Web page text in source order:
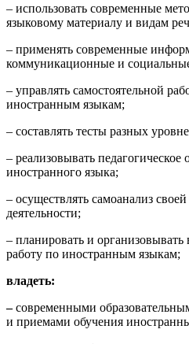
– использовать современные
языковому материалу и видам
– применять современные
коммуникационные и
– управлять самостоятельной
иностранным языкам;
– составлять тесты разных
– реализовывать
иностранного языка;
– осуществлять самоанализ
деятельности;
– планировать и
работу по иностранным языкам;
владеть:
–современными
и приемами обучения